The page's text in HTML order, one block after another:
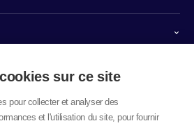
sur ce site
pour collecter et analyser des
et l'utilisation du site, pour fournir